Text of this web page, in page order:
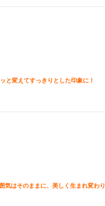
と変えてすっきりとした印象に！
気はそのままに、美しく生まれ変わ